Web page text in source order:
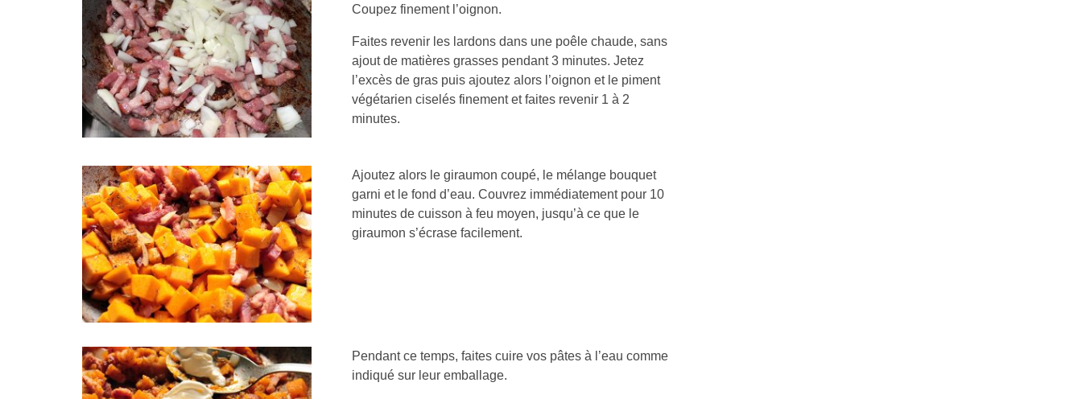
Coupez finement l’oignon.
Faites revenir les lardons dans une poêle chaude, sans
ajout de matières grasses pendant 3 minutes. Jetez
l’excès de gras puis ajoutez alors l’oignon et le piment
végétarien ciselés finement et faites revenir 1 à 2
minutes.
Ajoutez alors le giraumon coupé, le mélange bouquet
garni et le fond d’eau. Couvrez immédiatement pour 10
minutes de cuisson à feu moyen, jusqu’à ce que le
giraumon s’écrase facilement.
Pendant ce temps, faites cuire vos pâtes à l’eau comme
indiqué sur leur emballage.